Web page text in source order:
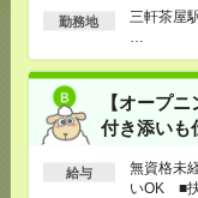
以上
勤務地
三軒茶屋
【オープ
付き添いも
給与
無資格未
いOK ■
[給 与]無資格未経験
OK ■扶養内OK ■日収
[交通費]交通費全額支給
[勤務地]
三軒茶屋駅 /
【オープニング
いも仕事の1つ[派